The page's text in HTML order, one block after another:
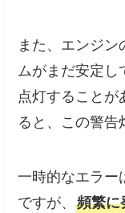
また、エンジ
ムがまだ安定
点灯すること
ると、この警告
一時的なエラー
ですが、頻繁に